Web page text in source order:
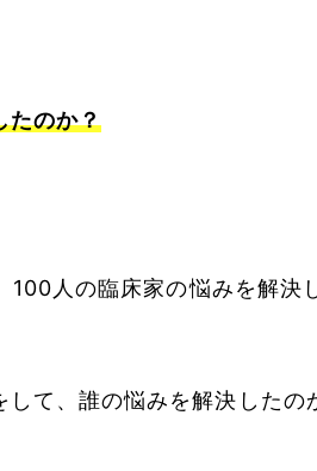
たのか？
人の臨床家の悩みを解決
て、誰の悩みを解決したの